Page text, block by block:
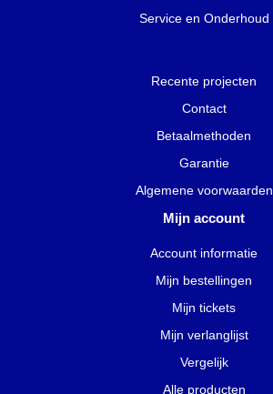
Service en Onderhoud
Recente projecten
Contact
Betaalmethoden
Garantie
Algemene voorwaarden
Mijn account
Account informatie
Mijn bestellingen
Mijn tickets
Mijn verlanglijst
Vergelijk
Alle producten